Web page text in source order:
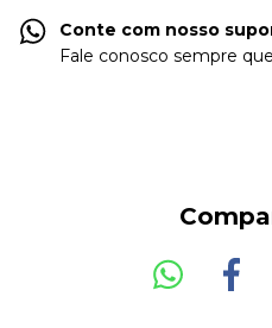
Conte com nosso
Fale conosco sempre